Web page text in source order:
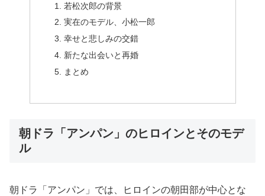
若松次郎の背景
実在のモデル、小松一郎
幸せと悲しみの交錯
新たな出会いと再婚
まとめ
朝ドラ「アンパン」のヒロインとそのモデ
ル
朝ドラ「アンパン」では、ヒロインの朝田部が中心とな